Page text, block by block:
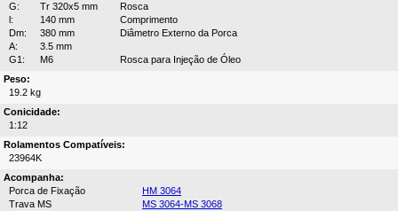
G:
Tr 320x5 mm
Rosca
l:
140 mm
Comprimento
Dm:
380 mm
Diâmetro Externo da Porca
A:
3.5 mm
G1:
M6
Rosca para Injeção de Óleo
Peso:
19.2 kg
Conicidade:
1:12
Rolamentos Compatíveis:
23964K
Acompanha:
Porca de Fixação
HM 3064
Trava MS
MS 3064-MS 3068